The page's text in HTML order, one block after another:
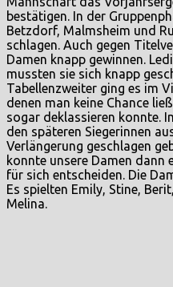
bestätigen. In der
Betzdorf, Malmsheim und
schlagen. Auch gegen
Damen knapp gewinnen.
mussten sie sich knapp
Tabellenzweiter ging es im
denen man keine Chance
sogar deklassieren konnte.
den späteren Siegerinnen
Verlängerung geschlagen
konnte unsere Damen dann
für sich entscheiden. Die
Es spielten Emily, Stine,
Melina.